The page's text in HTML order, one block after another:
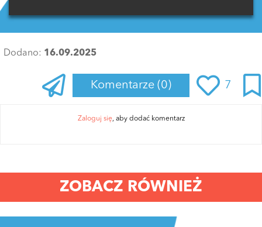
Dodano: 16.09.2025
Komentarze (0) 7
Zaloguj się, aby dodać komentarz
ZOBACZ RÓWNIEŻ